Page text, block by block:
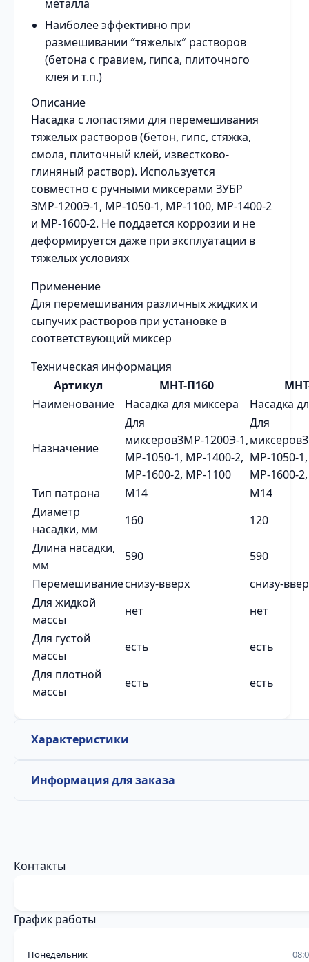
металла
Наиболее эффективно при
размешивании ″тяжелых″ растворов
(бетона с гравием, гипса, плиточного
клея и т.п.)
Описание
Насадка с лопастями для перемешивания
тяжелых растворов (бетон, гипс, стяжка,
смола, плиточный клей, известково-
глиняный раствор). Используется
совместно с ручными миксерами ЗУБР
ЗМР-1200Э-1, МР-1050-1, МР-1100, МР-1400-2
и МР-1600-2. Не поддается коррозии и не
деформируется даже при эксплуатации в
тяжелых условиях
Применение
Для перемешивания различных жидких и
сыпучих растворов при установке в
соответствующий миксер
Техническая информация
Артикул
МНТ-П160
Наименование
Насадка для миксера Насадка
Назначение
Для
миксеровЗМР-1200Э-1,
МР-1050-1, МР-1400-2,
МР-1600-2, МР-1100
Для
МР-1050-
МР-1600-
Тип патрона
М14
М14
Диаметр
насадки, мм
160
120
Длина насадки,
мм
590
590
Перемешиваниеснизу-вверх
снизу-
Для жидкой
массы
нет
нет
Для густой
массы
есть
есть
Для плотной
массы
есть есть
Характеристики
Информация для заказа
Контакты
График работы
Понедельник